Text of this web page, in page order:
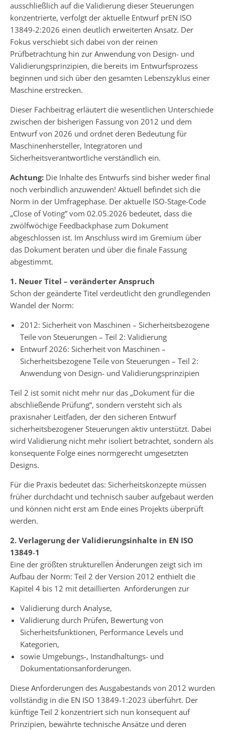
ausschließlich auf die Validierung dieser Steuerungen
konzentrierte, verfolgt der aktuelle Entwurf prEN ISO
13849-2:2026 einen deutlich erweiterten Ansatz. Der
Fokus verschiebt sich dabei von der reinen
Prüfbetrachtung hin zur Anwendung von Design- und
Validierungsprinzipien, die bereits im Entwurfsprozess
beginnen und sich über den gesamten Lebenszyklus einer
Maschine erstrecken.
Dieser Fachbeitrag erläutert die wesentlichen Unterschiede
zwischen der bisherigen Fassung von 2012 und dem
Entwurf von 2026 und ordnet deren Bedeutung für
Maschinenhersteller, Integratoren und
Sicherheitsverantwortliche verständlich ein.
Achtung: Die Inhalte des Entwurfs sind bisher weder final
noch verbindlich anzuwenden! Aktuell befindet sich die
Norm in der Umfragephase. Der aktuelle ISO-Stage-Code
„Close of Voting” vom 02.05.2026 bedeutet, dass die
zwölfwöchige Feedbackphase zum Dokument
abgeschlossen ist. Im Anschluss wird im Gremium über
das Dokument beraten und über die finale Fassung
abgestimmt.
1. Neuer Titel – veränderter Anspruch
Schon der geänderte Titel verdeutlicht den grundlegenden
Wandel der Norm:
2012: Sicherheit von Maschinen – Sicherheitsbezogene
Teile von Steuerungen – Teil 2: Validierung
Entwurf 2026: Sicherheit von Maschinen –
Sicherheitsbezogene Teile von Steuerungen – Teil 2:
Anwendung von Design‑ und Validierungsprinzipien
Teil 2 ist somit nicht mehr nur das „Dokument für die
abschließende Prüfung“, sondern versteht sich als
praxisnaher Leitfaden, der den sicheren Entwurf
sicherheitsbezogener Steuerungen aktiv unterstützt. Dabei
wird Validierung nicht mehr isoliert betrachtet, sondern als
konsequente Folge eines normgerecht umgesetzten
Designs.
Für die Praxis bedeutet das: Sicherheitskonzepte müssen
früher durchdacht und technisch sauber aufgebaut werden
und können nicht erst am Ende eines Projekts überprüft
werden.
2. Verlagerung der Validierungsinhalte in EN ISO
13849‑1
Eine der größten strukturellen Änderungen zeigt sich im
Aufbau der Norm: Teil 2 der Version 2012 enthielt die
Kapitel 4 bis 12 mit detaillierten Anforderungen zur
Validierung durch Analyse,
Validierung durch Prüfen, Bewertung von
Sicherheitsfunktionen, Performance Levels und
Kategorien,
sowie Umgebungs-, Instandhaltungs- und
Dokumentationsanforderungen.
Diese Anforderungen des Ausgabestands von 2012 wurden
vollständig in die EN ISO 13849‑1:2023 überführt. Der
künftige Teil 2 konzentriert sich nun konsequent auf
Prinzipien, bewährte technische Ansätze und deren